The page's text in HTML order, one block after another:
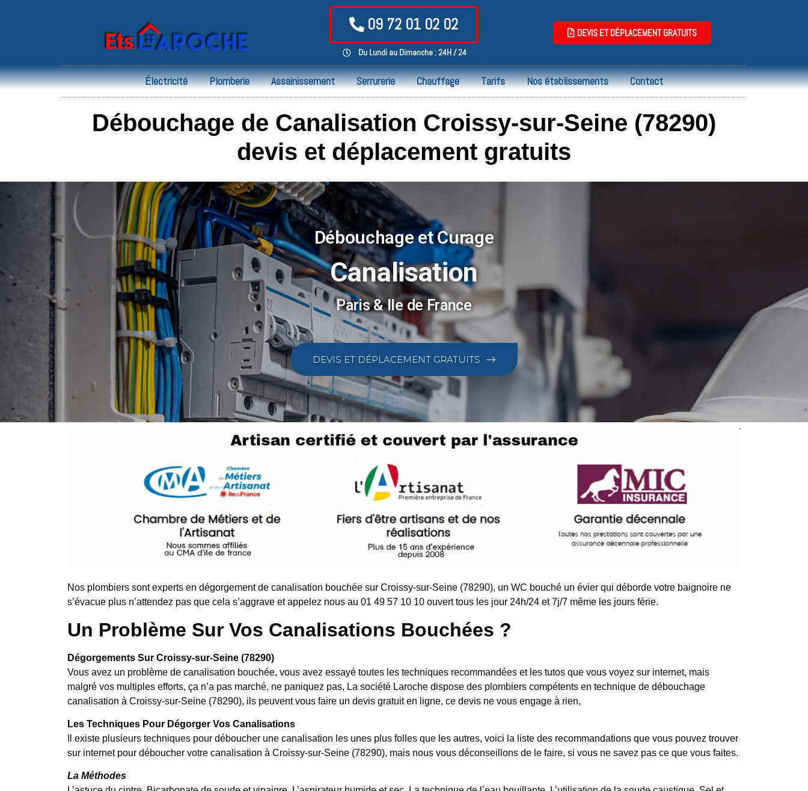
09 72 01 02 02
Du Lundi au Dimanche : 24H / 24
DEVIS ET DÉPLACEMENT GRATUITS
Électricité Plomberie Assainissement Serrurerie Chauffage Tarifs Nos établissements Contact
Débouchage de Canalisation Croissy-sur-Seine (78290)
devis et déplacement gratuits
Débouchage et Curage
Canalisation
Paris & Ile de France
DEVIS ET DÉPLACEMENT GRATUITS
Nos plombiers sont experts en dégorgement de canalisation bouchée sur Croissy-sur-Seine (78290), un WC bouché un évier qui déborde votre baignoire ne
s’évacue plus n’attendez pas que cela s’aggrave et appelez nous au 01 49 57 10 10 ouvert tous les jour 24h/24 et 7j/7 même les jours férie.
Un Problème Sur Vos Canalisations Bouchées ?
Dégorgements Sur Croissy-sur-Seine (78290)
Vous avez un problème de canalisation bouchée, vous avez essayé toutes les techniques recommandées et les tutos que vous voyez sur internet, mais
malgré vos multiples efforts, ça n’a pas marché, ne paniquez pas, La société Laroche dispose des plombiers compétents en technique de débouchage
canalisation à Croissy-sur-Seine (78290), ils peuvent vous faire un devis gratuit en ligne, ce devis ne vous engage à rien,
Les Techniques Pour Dégorger Vos Canalisations
Il existe plusieurs techniques pour déboucher une canalisation les unes plus folles que les autres, voici la liste des recommandations que vous pouvez trouver
sur internet pour déboucher votre canalisation à Croissy-sur-Seine (78290), mais nous vous déconseillons de le faire, si vous ne savez pas ce que vous faites.
La Méthodes